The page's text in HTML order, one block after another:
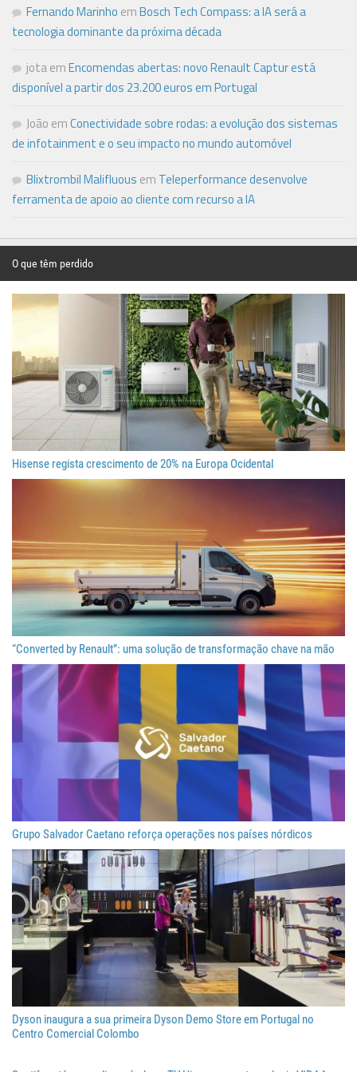
Fernando Marinho emBosch Tech Compass: a IA será a
tecnologia dominante da próxima década
jotaemEncomendas abertas: novo Renault Captur está
disponível a partir dos 23.200 euros em Portugal
João emConectividade sobre rodas: a evolução dos sistemas
de infotainment e o seu impacto no mundo automóvel
Blixtrombil Malifluous em Teleperformance desenvolve
ferramenta de apoio ao cliente com recurso a IA
O que têm perdido
Hisense regista crescimento de 20% na Europa Ocidental
“Converted by Renault”: uma solução de transformação chave na mão
Grupo Salvador Caetano reforça operações nos países nórdicos
Dyson inaugura a sua primeira Dyson Demo Store em Portugal no
Centro Comercial Colombo